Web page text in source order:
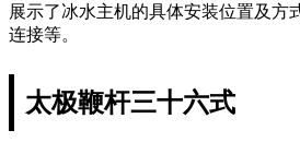
展示了冰水主机的具体安装位置及方
连接等。
太极鞭杆三十六式